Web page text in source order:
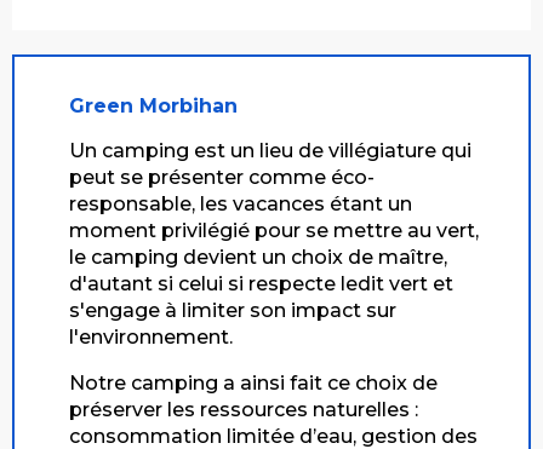
Green Morbihan
Un camping est un lieu de villégiature qui
peut se présenter comme éco-
responsable, les vacances étant un
moment privilégié pour se mettre au vert,
le camping devient un choix de maître,
d'autant si celui si respecte ledit vert et
s'engage à limiter son impact sur
l'environnement.
Notre camping a ainsi fait ce choix de
préserver les ressources naturelles :
consommation limitée d’eau, gestion des